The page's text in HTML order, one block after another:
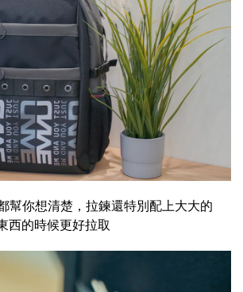
幫你想清楚，拉鍊還特別配上大大的
西的時候更好拉取